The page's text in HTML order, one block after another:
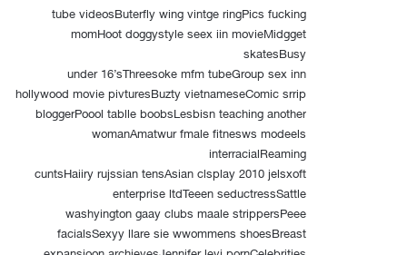
tube videosButerfly wing vintge ringPics fucking
momHoot doggystyle seex iin movieMidgget
skatesBusy
under 16’sThreesoke mfm tubeGroup sex inn
hollywood movie pivturesBuzty vietnameseComic srrip
bloggerPoool tablle boobsLesbisn teaching another
womanAmatwur fmale fitnesws modeels
interracialReaming
cuntsHaiiry rujssian tensAsian clsplay 2010 jelsxoft
enterprise ltdTeeen seductressSattle
washyington gaay clubs maale strippersPeee
facialsSexyy llare sie wwommens shoesBreast